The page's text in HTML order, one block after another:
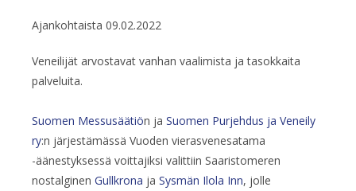
Ajankohtaista 09.02.2022
Veneilijät arvostavat vanhan vaalimista ja tasokkaita
palveluita.
Suomen Messusäätiön ja Suomen Purjehdus ja Veneily
ry:n järjestämässä Vuoden vierasvenesatama
-äänestyksessä voittajiksi valittiin Saaristomeren
nostalginen Gullkrona ja Sysmän Ilola Inn, jolle